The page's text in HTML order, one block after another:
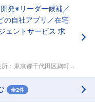
発※リーダー候補／
の自社アプリ／在宅
ェントサービス 求
東京都千代田区麹町2-2-...
全2件